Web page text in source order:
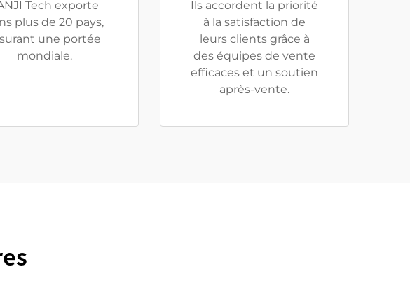
Tech exporte
plus de 20 pays,
une portée
mondiale.
Ils accordent la priorité
à la satisfaction de
leurs clients grâce à
des équipes de vente
efficaces et un soutien
après-vente.